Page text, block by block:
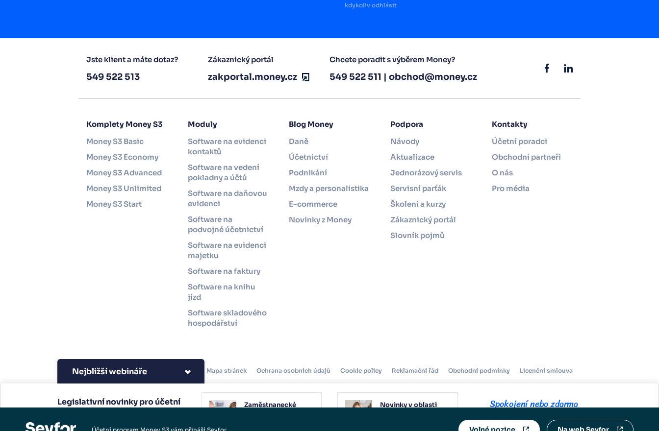
kdykoliv odhlásit
Jste klient a máte dotaz?
549 522 513
Zákaznický portál
zakportal.money.cz
Chcete poradit s výběrem Money?
549 522 511 | obchod@money.cz
Komplety Money S3
Money S3 Basic
Money S3 Economy
Money S3 Advanced
Money S3 Unlimited
Money S3 Start
Moduly
Software na evidenci
kontaktů
Software na vedení
pokladny a účtů
Software na daňovou
evidenci
Software na
podvojné účetnictví
Software na evidenci
majetku
Software na faktury
Software na knihu
jízd
Software skladového
hospodářství
Blog Money
Daně
Účetnictví
Podnikání
Mzdy a personalistika
E-commerce
Novinky z Money
Podpora
Návody
Aktualizace
Jednorázový servis
Servisní parťák
Školení a kurzy
Zákaznický portál
Slovník pojmů
Kontakty
Účetní poradci
Obchodní partneři
O nás
Pro média
Copyright 2026 Seyfor, a.
Mapa stránek Ochrana osobních údajů Cookie policy Reklamační řád Obchodní podmínky Licenční smlouva
Nejbližší webináře
Legislativní novinky pro účetní
Zaměstnanecké
Novinky v oblasti
Spokojení nebo zdarma
Ukázat všechny